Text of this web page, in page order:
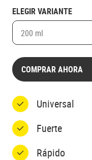
ELEGIR VARIANTE
200 ml
COMPRAR AHORA
Universal
Fuerte
Rápido